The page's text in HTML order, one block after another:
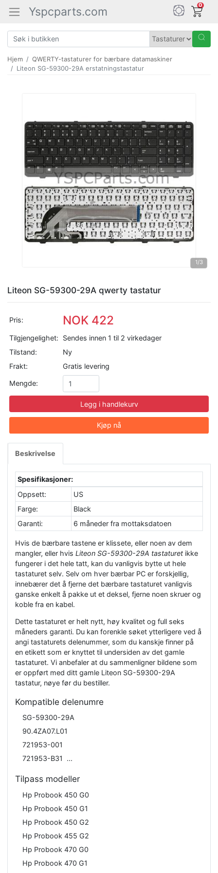
Yspcparts.com 0
Hjem
QWERTY-tastaturer for bærbare datamaskiner
Liteon SG-59300-29A erstatningstastatur
1/3
Liteon SG-59300-29A qwerty tastatur
Pris: NOK 422
Tilgjengelighet:
Sendes innen 1 til 2 virkedager
Tilstand:
Ny
Frakt:
Gratis levering
Mengde:
Legg i handlekurv
Kjøp nå
Beskrivelse
Spesifikasjoner:
Oppsett:
US
Farge:
Black
Garanti:
6 måneder fra mottaksdatoen
Hvis de bærbare tastene er klissete, eller noen av dem
mangler, eller hvis Liteon SG-59300-29A tastaturet ikke
fungerer i det hele tatt, kan du vanligvis bytte ut hele
tastaturet selv. Selv om hver bærbar PC er forskjellig,
innebærer det å fjerne det bærbare tastaturet vanligvis
ganske enkelt å pakke ut et deksel, fjerne noen skruer og
koble fra en kabel.
Dette tastaturet er helt nytt, høy kvalitet og full seks
måneders garanti. Du kan forenkle søket ytterligere ved å
angi tastaturets delenummer, som du kanskje finner på
en etikett som er knyttet til undersiden av det gamle
tastaturet. Vi anbefaler at du sammenligner bildene som
er oppført med ditt gamle Liteon SG-59300-29A
tastatur, nøye før du bestiller.
Kompatible delenumre
SG-59300-29A
90.4ZA07.L01
721953-001
721953-B31
Tilpass modeller
Hp Probook 450 G0
Hp Probook 450 G1
Hp Probook 450 G2
Hp Probook 455 G2
Hp Probook 470 G0
Hp Probook 470 G1